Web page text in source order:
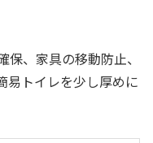
、家具の移動防止、
易トイレを少し厚めに